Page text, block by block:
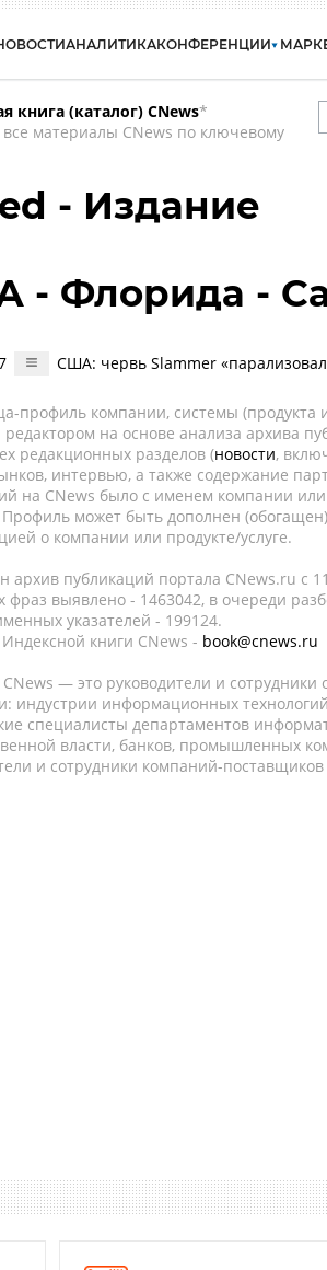
АНАЛИТИКАКОНФЕРЕНЦИИ
книга (каталог) CNews*
материалы CNews по ключевому
- Издание
- Флорида -
США: червь Slammer
профиль компании, системы (продукта
редактором на основе анализа архива
редакционных разделов (новости,
интервью, а также содержание
на CNews было с именем компании
может быть дополнен
о компании или продукте/услуге.
архив публикаций портала CNews.ru c
выявлено - 1463042, в очереди
указателей - 199124.
книги CNews - book@cnews.ru
— это руководители и
индустрии информационных
специалисты департаментов
власти, банков, промышленных
и сотрудники компаний-